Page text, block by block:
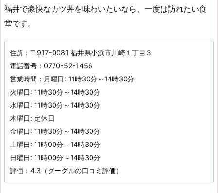
福井で豪快なカツ丼を味わいたいなら、一度は訪れたい食
堂です。
住所：〒917-0081 福井県小浜市川崎１丁目３
電話番号：0770-52-1456
営業時間：月曜日: 11時30分～14時30分
火曜日: 11時30分～14時30分
水曜日: 11時30分～14時30分
木曜日: 定休日
金曜日: 11時30分～14時30分
土曜日: 11時00分～14時30分
日曜日: 11時00分～14時30分
評価：4.3（グーグルの口コミ評価）